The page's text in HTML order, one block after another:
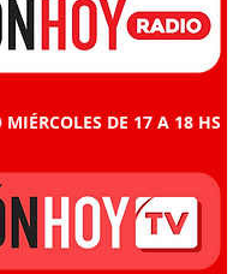
DE 17 A 18 HS